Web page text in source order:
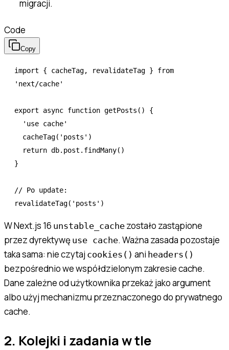
migracji.
Code
Copy
import { cacheTag, revalidateTag } from
'next/cache'
export async function getPosts () {
  'use cache'
  cacheTag
( 'posts' )
  return
db. post .findMany()
}
// Po update:
revalidateTag( 'posts' )
W Next.js 16 unstable_cache zostało zastąpione
przez dyrektywę use cache. Ważna zasada pozostaje
taka sama: nie czytaj cookies() ani headers()
bezpośrednio we współdzielonym zakresie cache.
Dane zależne od użytkownika przekaż jako argument
albo użyj mechanizmu przeznaczonego do prywatnego
cache.
2. Kolejki i zadania w tle